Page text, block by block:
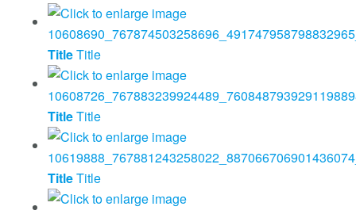
TitleTitle
TitleTitle
TitleTitle